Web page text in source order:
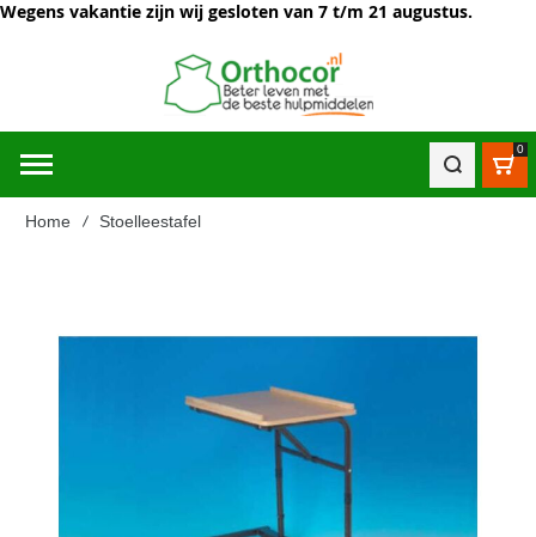
Wegens vakantie zijn wij gesloten van 7 t/m 21 augustus.
0
Home Stoelleestafel